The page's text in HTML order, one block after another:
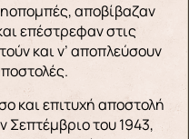
αποβίβαζαν
επέστρεφαν στις
και ν’ αποπλεύσουν
και επιτυχή αποστολή
του 1943,